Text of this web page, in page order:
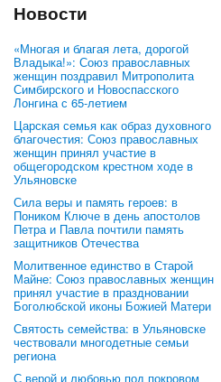
Новости
«Многая и благая лета, дорогой
Владыка!»: Союз православных
женщин поздравил Митрополита
Симбирского и Новоспасского
Лонгина с 65-летием
Царская семья как образ духовного
благочестия: Союз православных
женщин принял участие в
общегородском крестном ходе в
Ульяновске
Сила веры и память героев: в
Поником Ключе в день апостолов
Петра и Павла почтили память
защитников Отечества
Молитвенное единство в Старой
Майне: Союз православных женщин
принял участие в праздновании
Боголюбской иконы Божией Матери
Святость семейства: в Ульяновске
чествовали многодетные семьи
региона
С верой и любовью под покровом